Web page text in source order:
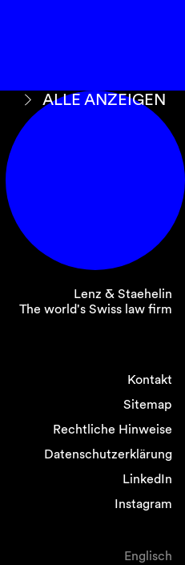
ALLE ANZEIGEN
Lenz & Staehelin
The world's Swiss law firm
Kontakt
Sitemap
Rechtliche Hinweise
Datenschutzerklärung
LinkedIn
Instagram
Englisch